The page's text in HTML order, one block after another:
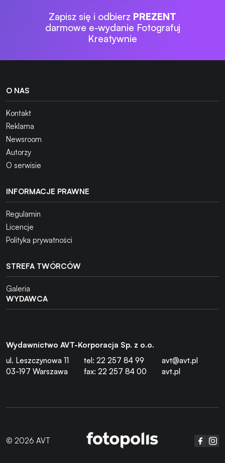
Zapisz się i odbierz PREZENT
darmowe e-wydanie Fotografuj
Kreatywnie
O NAS
Kontakt
Reklama
Newsroom
Autorzy
O serwisie
INFORMACJE PRAWNE
Regulamin
Licencje
Polityka prywatności
STREFA TWÓRCÓW
Galeria
WYDAWCA
Wydawnictwo AVT-Korporacja Sp. z o.o.
ul. Leszczynowa 11
03-197 Warszawa
tel: 22 257 84 99
fax: 22 257 84 00
avt@avt.pl
avt.pl
© 2026 AVT